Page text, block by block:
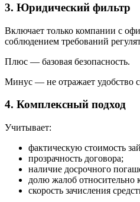
3. Юридический фильтр
Включает только компании с
соблюдением требований
Плюс — базовая безопасность.
Минус — не отражает удобство
4. Комплексный подход
Учитывает:
фактическую стоимость
прозрачность договора;
наличие досрочного
долю жалоб относительно
скорость зачисления